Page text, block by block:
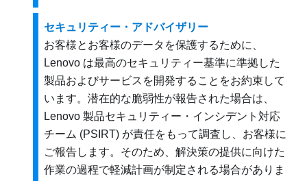
セキュリティー・アドバイザリー
お客様とお客様のデータを保護するために、
Lenovo は最高のセキュリティー基準に準拠した
製品およびサービスを開発することをお約束して
います。潜在的な脆弱性が報告された場合は、
Lenovo 製品セキュリティー・インシデント対応
チーム (PSIRT) が責任をもって調査し、お客様に
ご報告します。そのため、解決策の提供に向けた
作業の過程で軽減計画が制定される場合がありま